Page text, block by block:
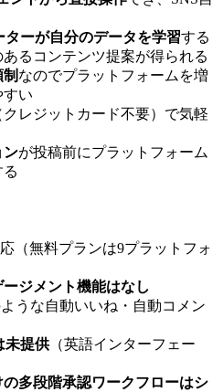
ーが自分のデータを学習する
るコンテンツ提案が得られる
なのでプラットフォームを増
い
クレジットカード不要）で気軽
ンが投稿前にプラットフォーム
（無料プランは9プラットフォ
ジメント機能はなし
ような自動いいね・自動コメン
未提供（英語インターフェー
多段階承認ワークフローはシ